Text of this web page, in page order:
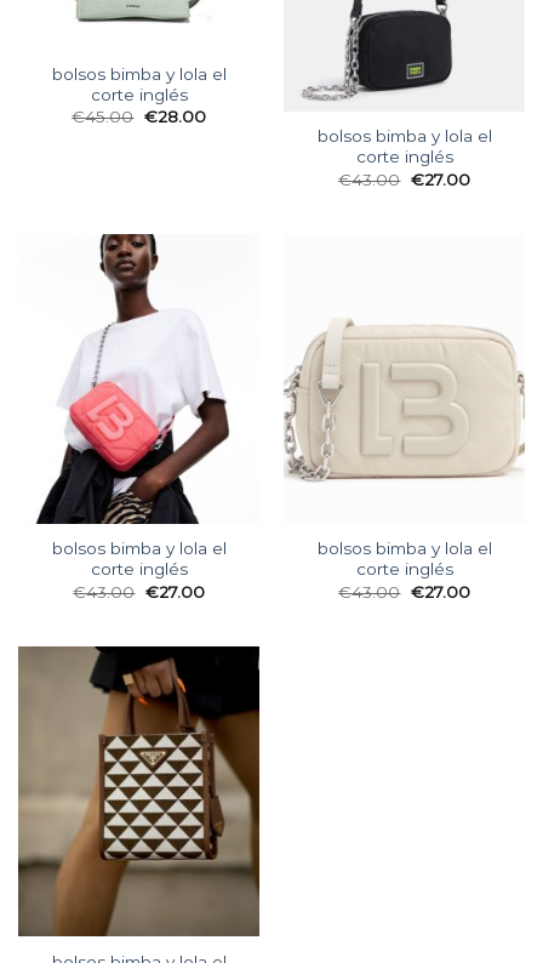
bolsos bimba y lola el
corte inglés
€45.00 €28.00
bolsos bimba y lola el
corte inglés
€43.00 €27.00
bolsos bimba y lola el
corte inglés
€43.00 €27.00
bolsos bimba y lola el
corte inglés
€43.00 €27.00